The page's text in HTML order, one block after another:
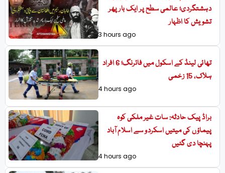
دہشتگردی؛ عالمی سطح پر ایک بار پھر
تشویش کا اظہار
3 hours ago
تھائی لینڈ کے اسکول میں فائرنگ؛ 6 افراد
ہلاک، 15 زخمی
4 hours ago
براڈ پیک حادثہ: سات غیر ملکی کوہ
پیماؤں کی میتیں اسکردو سے اسلام آباد
پہنچا دی گئیں
4 hours ago